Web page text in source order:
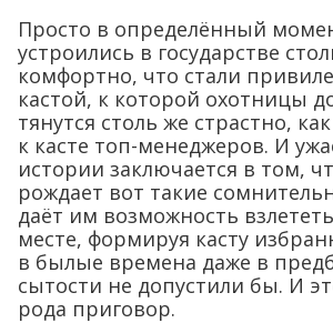
Просто в определённый
устроились в государстве
комфортно, что стали
кастой, к которой охотницы
тянутся столь же страстно,
к касте топ-менеджеров. И
истории заключается в том,
рождает вот такие
даёт им возможность
месте, формируя касту
в былые времена даже в
сытости не допустили бы. И
рода приговор.